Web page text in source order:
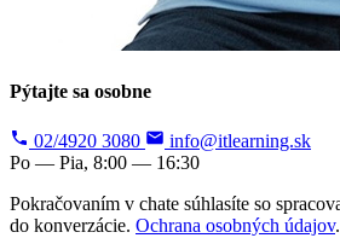
Pýtajte sa osobne
02/4920 3080
info@itlearning.sk
Po — Pia, 8:00 — 16:30
Pokračovaním v chate súhlasíte so
do konverzácie. Ochrana osobných údajov.